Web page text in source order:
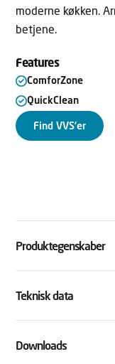
moderne køkken.
betjene.
Features
ComforZone
QuickClean
Find VVS’er
Produktegenskaber
Teknisk data
Downloads